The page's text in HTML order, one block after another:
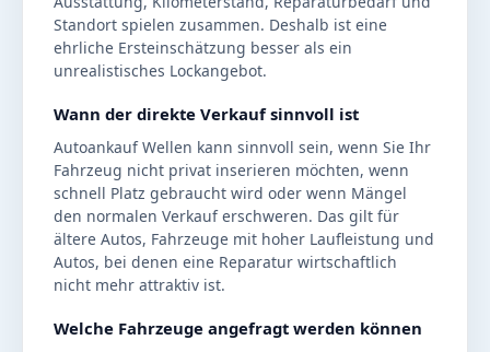
Standort spielen zusammen. Deshalb ist eine
ehrliche Ersteinschätzung besser als ein
unrealistisches Lockangebot.
Wann der direkte Verkauf sinnvoll ist
Autoankauf Wellen kann sinnvoll sein, wenn Sie Ihr
Fahrzeug nicht privat inserieren möchten, wenn
schnell Platz gebraucht wird oder wenn Mängel
den normalen Verkauf erschweren. Das gilt für
ältere Autos, Fahrzeuge mit hoher Laufleistung und
Autos, bei denen eine Reparatur wirtschaftlich
nicht mehr attraktiv ist.
Welche Fahrzeuge angefragt werden können